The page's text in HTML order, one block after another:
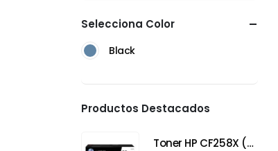
Selecciona Color
Black
Productos Destacados
Toner HP CF258X (58X) Negro para HP LaserJet Pro